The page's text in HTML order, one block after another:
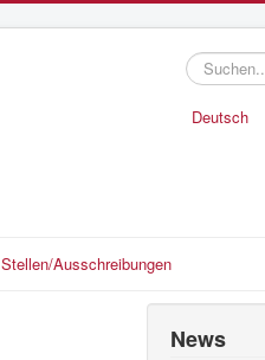
Suchen...
Deutsch
Stellen/Ausschreibungen
News